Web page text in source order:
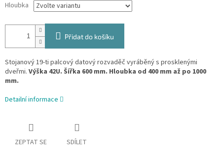
Hloubka
Přidat do košíku
Stojanový 19-ti palcový datový rozvaděč vyráběný s prosklenými
dveřmi. Výška 42U. Šířka 600 mm. Hloubka od 400 mm až po 1000
mm.
Detailní informace
ZEPTAT SE SDÍLET